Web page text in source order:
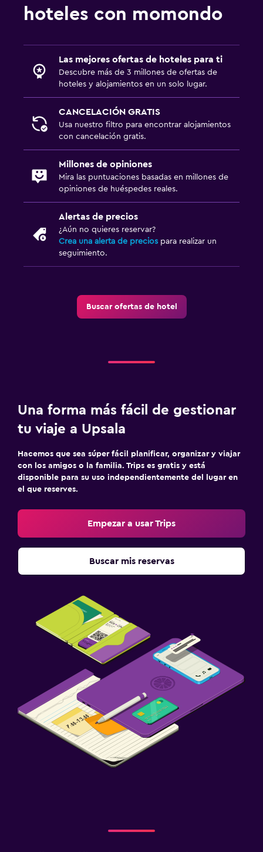
hoteles con momondo
Las mejores ofertas de hoteles para ti
Descubre más de 3 millones de ofertas de
hoteles y alojamientos en un solo lugar.
CANCELACIÓN GRATIS
Usa nuestro filtro para encontrar alojamientos
con cancelación gratis.
Millones de opiniones
Mira las puntuaciones basadas en millones de
opiniones de huéspedes reales.
Alertas de precios
¿Aún no quieres reservar?
Crea una alerta de precios para realizar un
seguimiento.
Buscar ofertas de hotel
Una forma más fácil de gestionar
tu viaje a Upsala
Hacemos que sea súper fácil planificar, organizar y viajar
con los amigos o la familia. Trips es gratis y está
disponible para su uso independientemente del lugar en
el que reserves.
Empezar a usar Trips
Buscar mis reservas